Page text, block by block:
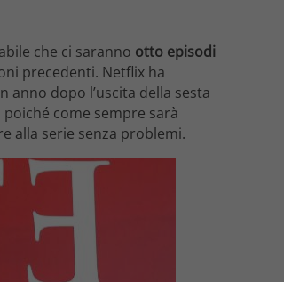
che ci saranno otto episodi
precedenti. Netflix ha
anno dopo l’uscita della sesta
come sempre sarà
alla serie senza problemi.